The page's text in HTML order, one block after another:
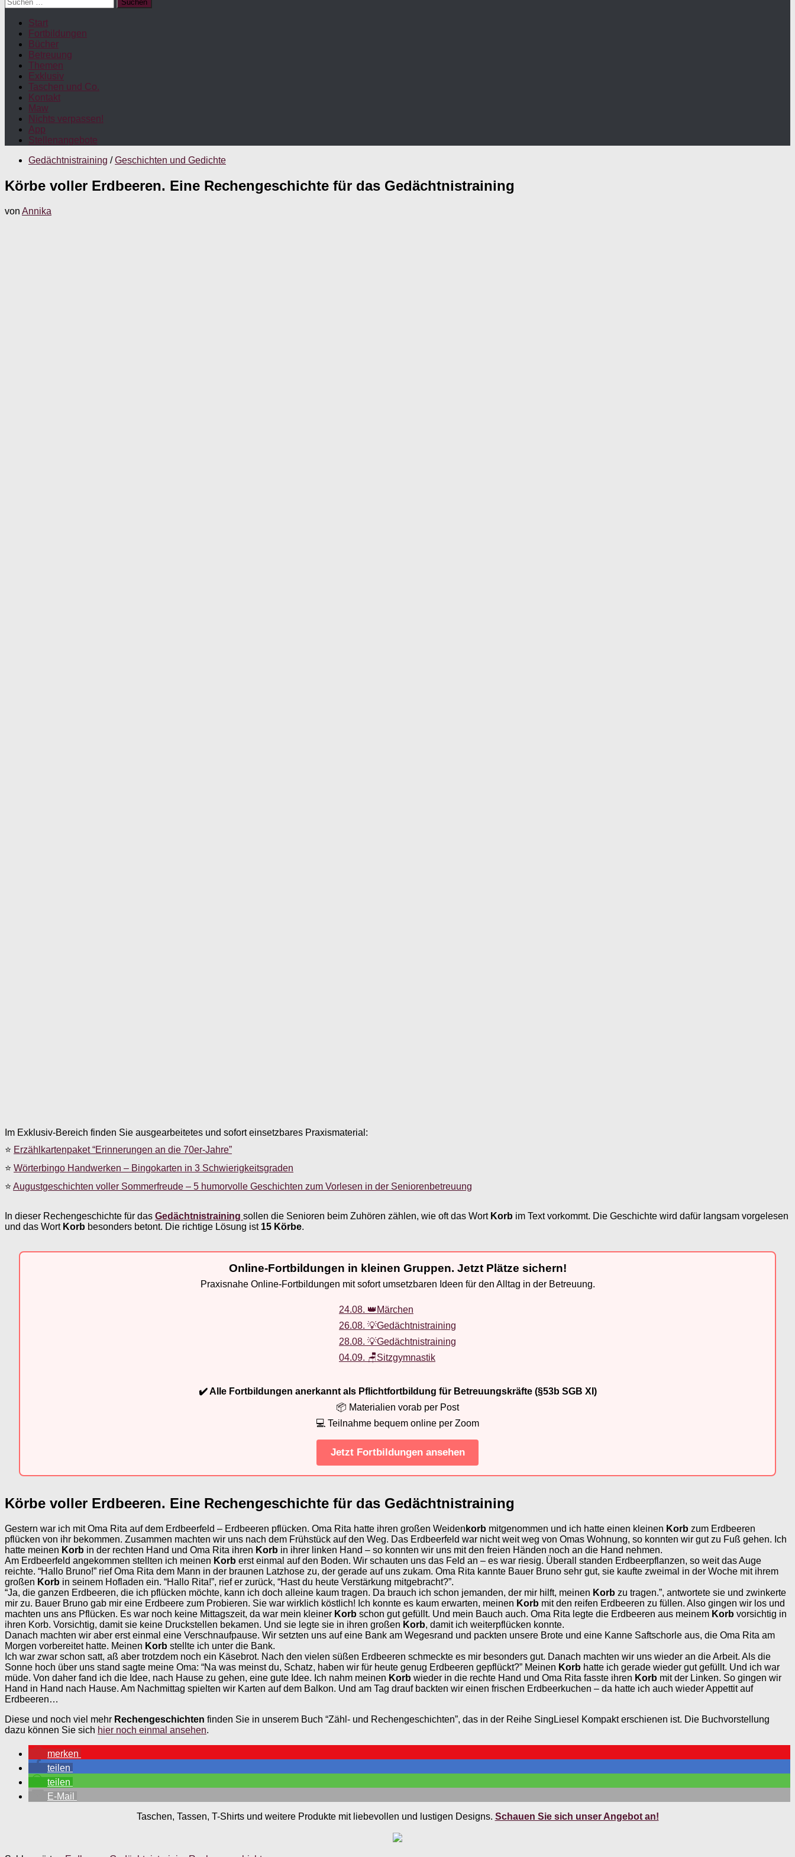
nach:
Start
Fortbildungen
Bücher
Betreuung
Themen
Exklusiv
Taschen und Co.
Kontakt
Maw
Nichts verpassen!
App
Stellenangebote
Gedächtnistraining / Geschichten und Gedichte
Körbe voller Erdbeeren. Eine Rechengeschichte für das Gedächtnistraining
von Annika
Im Exklusiv-Bereich finden Sie ausgearbeitetes und sofort einsetzbares Praxismaterial:
⭐ Erzählkartenpaket “Erinnerungen an die 70er-Jahre”
⭐ Wörterbingo Handwerken – Bingokarten in 3 Schwierigkeitsgraden
⭐ Augustgeschichten voller Sommerfreude – 5 humorvolle Geschichten zum Vorlesen in der Seniorenbetreuung
In dieser Rechengeschichte für das Gedächtnistraining sollen die Senioren beim Zuhören zählen, wie oft das Wort Korb im Text vorkommt. Die Geschichte wird dafür langsam vorgelesen
und das Wort Korb besonders betont. Die richtige Lösung ist 15 Körbe.
Online-Fortbildungen in kleinen Gruppen. Jetzt Plätze sichern!
Praxisnahe Online-Fortbildungen mit sofort umsetzbaren Ideen für den Alltag in der Betreuung.
24.08. 👑Märchen
26.08. 💡Gedächtnistraining
28.08. 💡Gedächtnistraining
04.09. 🪑Sitzgymnastik
✔️ Alle Fortbildungen anerkannt als Pflichtfortbildung für Betreuungskräfte (§53b SGB XI)
📦 Materialien vorab per Post
💻 Teilnahme bequem online per Zoom
Jetzt Fortbildungen ansehen
Körbe voller Erdbeeren. Eine Rechengeschichte für das Gedächtnistraining
Gestern war ich mit Oma Rita auf dem Erdbeerfeld – Erdbeeren pflücken. Oma Rita hatte ihren großen Weiden korb mitgenommen und ich hatte einen kleinen Korb zum Erdbeeren
pflücken von ihr bekommen. Zusammen machten wir uns nach dem Frühstück auf den Weg. Das Erdbeerfeld war nicht weit weg von Omas Wohnung, so konnten wir gut zu Fuß gehen. Ich
hatte meinen Korb in der rechten Hand und Oma Rita ihren Korb in ihrer linken Hand – so konnten wir uns mit den freien Händen noch an die Hand nehmen.
Am Erdbeerfeld angekommen stellten ich meinen Korb erst einmal auf den Boden. Wir schauten uns das Feld an – es war riesig. Überall standen Erdbeerpflanzen, so weit das Auge
reichte. “Hallo Bruno!” rief Oma Rita dem Mann in der braunen Latzhose zu, der gerade auf uns zukam. Oma Rita kannte Bauer Bruno sehr gut, sie kaufte zweimal in der Woche mit ihrem
großen Korb in seinem Hofladen ein. “Hallo Rita!”, rief er zurück, “Hast du heute Verstärkung mitgebracht?”.
“Ja, die ganzen Erdbeeren, die ich pflücken möchte, kann ich doch alleine kaum tragen. Da brauch ich schon jemanden, der mir hilft, meinen Korb zu tragen.”, antwortete sie und zwinkerte
mir zu. Bauer Bruno gab mir eine Erdbeere zum Probieren. Sie war wirklich köstlich! Ich konnte es kaum erwarten, meinen Korb mit den reifen Erdbeeren zu füllen. Also gingen wir los und
machten uns ans Pflücken. Es war noch keine Mittagszeit, da war mein kleiner Korb schon gut gefüllt. Und mein Bauch auch. Oma Rita legte die Erdbeeren aus meinem Korb vorsichtig in
ihren Korb. Vorsichtig, damit sie keine Druckstellen bekamen. Und sie legte sie in ihren großen Korb, damit ich weiterpflücken konnte.
Danach machten wir aber erst einmal eine Verschnaufpause. Wir setzten uns auf eine Bank am Wegesrand und packten unsere Brote und eine Kanne Saftschorle aus, die Oma Rita am
Morgen vorbereitet hatte. Meinen Korb stellte ich unter die Bank.
Ich war zwar schon satt, aß aber trotzdem noch ein Käsebrot. Nach den vielen süßen Erdbeeren schmeckte es mir besonders gut. Danach machten wir uns wieder an die Arbeit. Als die
Sonne hoch über uns stand sagte meine Oma: “Na was meinst du, Schatz, haben wir für heute genug Erdbeeren gepflückt?” Meinen Korb hatte ich gerade wieder gut gefüllt. Und ich war
müde. Von daher fand ich die Idee, nach Hause zu gehen, eine gute Idee. Ich nahm meinen Korb wieder in die rechte Hand und Oma Rita fasste ihren Korb mit der Linken. So gingen wir
Hand in Hand nach Hause. Am Nachmittag spielten wir Karten auf dem Balkon. Und am Tag drauf backten wir einen frischen Erdbeerkuchen – da hatte ich auch wieder Appettit auf
Erdbeeren…
Diese und noch viel mehr Rechengeschichten finden Sie in unserem Buch “Zähl- und Rechengeschichten”, das in der Reihe SingLiesel Kompakt erschienen ist. Die Buchvorstellung
dazu können Sie sich hier noch einmal ansehen.
merken
teilen
teilen
E-Mail
Taschen, Tassen, T-Shirts und weitere Produkte mit liebevollen und lustigen Designs. Schauen Sie sich unser Angebot an!